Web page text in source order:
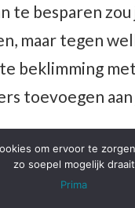
te besparen zou
maar tegen
beklimming
toevoegen aan
om ervoor te
zo soepel mogelijk draait
Prima